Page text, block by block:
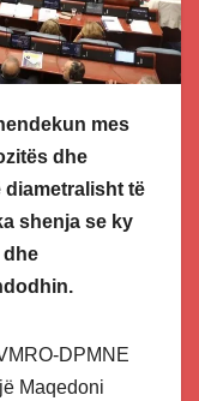
mes
dhe
diametralisht të
shenja se ky
dhe
DPMNE
Maqedoni